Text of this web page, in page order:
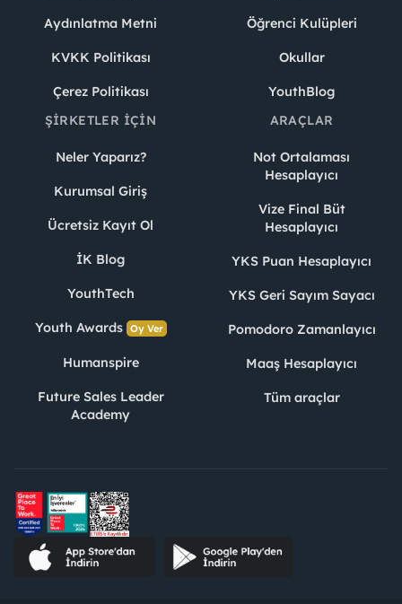
Aydınlatma Metni
KVKK Politikası
Çerez Politikası
Öğrenci Kulüpleri
Okullar
YouthBlog
ŞIRKETLER İÇIN
Neler Yaparız?
Kurumsal Giriş
Ücretsiz Kayıt Ol
İK Blog
YouthTech
Youth Awards Oy Ver
Humanspire
Future Sales Leader
Academy
ARAÇLAR
Not Ortalaması
Hesaplayıcı
Vize Final Büt
Hesaplayıcı
YKS Puan Hesaplayıcı
YKS Geri Sayım Sayacı
Pomodoro Zamanlayıcı
Maaş Hesaplayıcı
Tüm araçlar